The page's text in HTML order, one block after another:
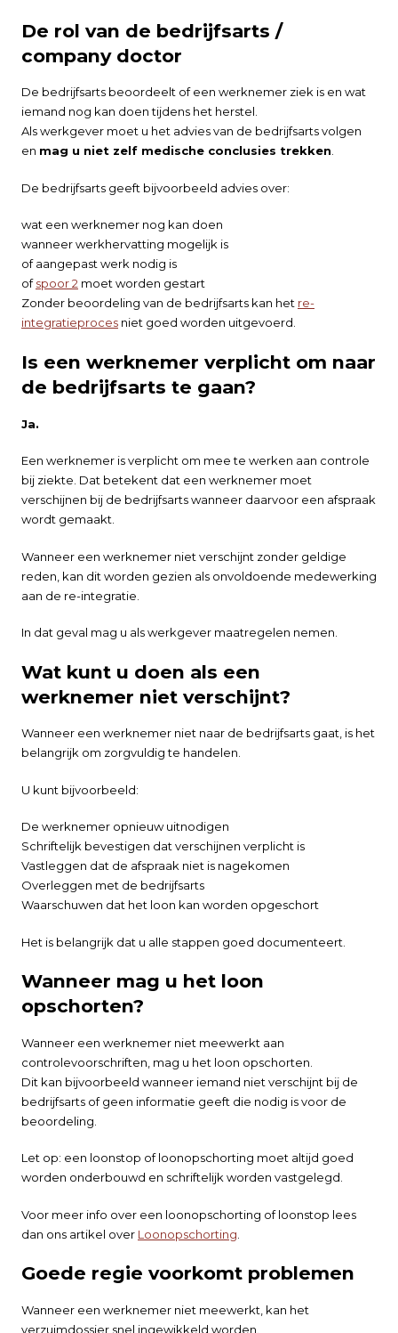
De rol van de bedrijfsarts /
company doctor
De bedrijfsarts beoordeelt of een werknemer ziek is en wat
iemand nog kan doen tijdens het herstel.
Als werkgever moet u het advies van de bedrijfsarts volgen
en mag u niet zelf medische conclusies trekken.
De bedrijfsarts geeft bijvoorbeeld advies over:
wat een werknemer nog kan doen
wanneer werkhervatting mogelijk is
of aangepast werk nodig is
ofspoor 2 moet worden gestart
Zonder beoordeling van de bedrijfsarts kan het re-
integratieproces niet goed worden uitgevoerd.
Is een werknemer verplicht om naar
de bedrijfsarts te gaan?
Ja.
Een werknemer is verplicht om mee te werken aan controle
bij ziekte. Dat betekent dat een werknemer moet
verschijnen bij de bedrijfsarts wanneer daarvoor een afspraak
wordt gemaakt.
Wanneer een werknemer niet verschijnt zonder geldige
reden, kan dit worden gezien als onvoldoende medewerking
aan de re-integratie.
In dat geval mag u als werkgever maatregelen nemen.
Wat kunt u doen als een
werknemer niet verschijnt?
Wanneer een werknemer niet naar de bedrijfsarts gaat, is het
belangrijk om zorgvuldig te handelen.
U kunt bijvoorbeeld:
De werknemer opnieuw uitnodigen
Schriftelijk bevestigen dat verschijnen verplicht is
Vastleggen dat de afspraak niet is nagekomen
Overleggen met de bedrijfsarts
Waarschuwen dat het loon kan worden opgeschort
Het is belangrijk dat u alle stappen goed documenteert.
Wanneer mag u het loon
opschorten?
Wanneer een werknemer niet meewerkt aan
controlevoorschriften, mag u het loon opschorten.
Dit kan bijvoorbeeld wanneer iemand niet verschijnt bij de
bedrijfsarts of geen informatie geeft die nodig is voor de
beoordeling.
Let op: een loonstop of loonopschorting moet altijd goed
worden onderbouwd en schriftelijk worden vastgelegd.
Voor meer info over een loonopschorting of loonstop lees
dan ons artikel over Loonopschorting
Goede regie voorkomt problemen
Wanneer een werknemer niet meewerkt, kan het
verzuimdossier snel ingewikkeld worden.